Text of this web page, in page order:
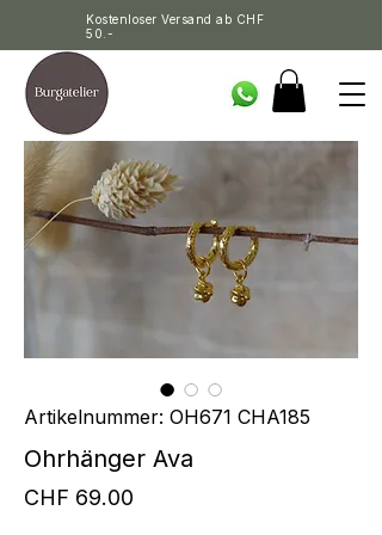
Kostenloser Versand ab CHF
50.-
Artikelnummer: OH671 CHA185
Ohrhänger Ava
CHF 69.00